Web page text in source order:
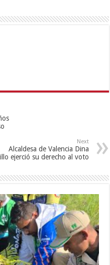
Next
Alcaldesa de Valencia Dina
ejerció su derecho al voto